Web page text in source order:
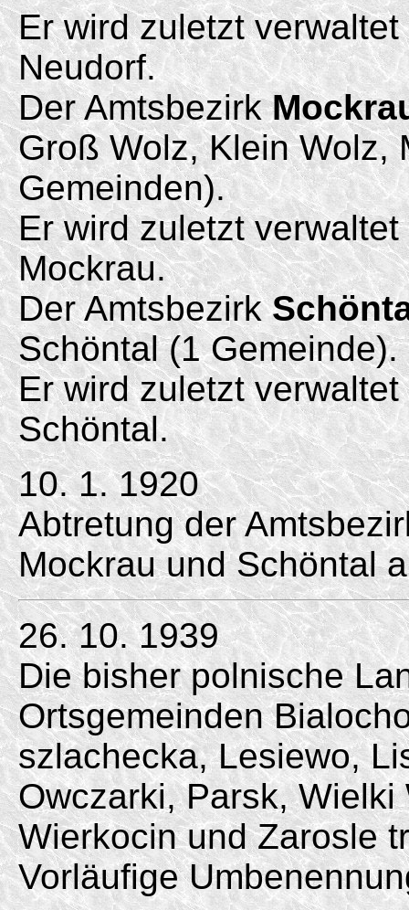
Er wird zuletzt
Neudorf.
Der Amtsbezirk
Groß Wolz, Klein Wolz,
Gemeinden).
Er wird zuletzt
Mockrau.
Der Amtsbezirk
Schöntal (1 Gemeinde).
Er wird zuletzt
Schöntal.
10. 1. 1920
Abtretung der
Mockrau und Schöntal
26. 10. 1939
Die bisher polnische
Ortsgemeinden
szlachecka, Lesiewo,
Owczarki, Parsk,
Wierkocin und Zarosle
Vorläufige